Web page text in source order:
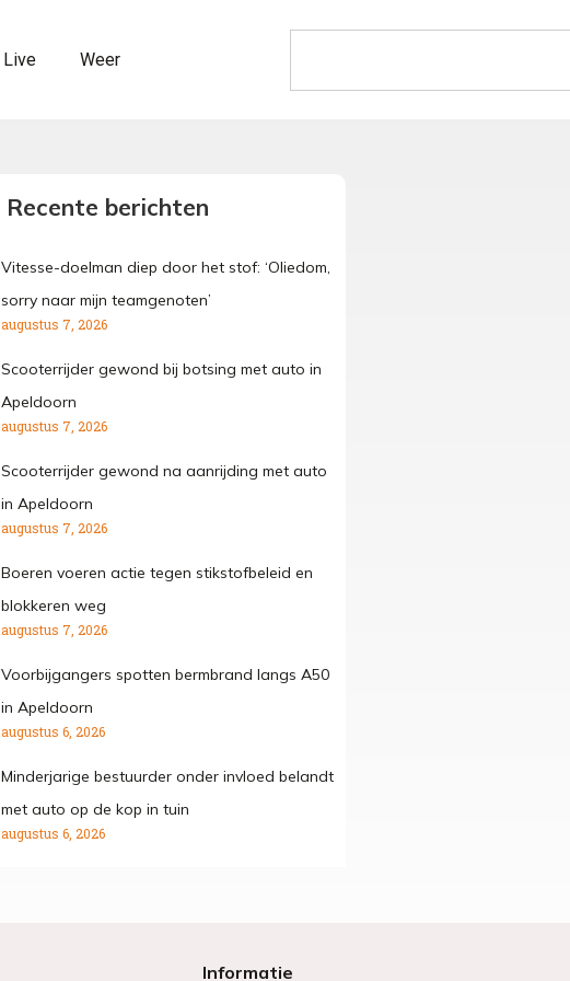
Live Weer
Recente berichten
Vitesse-doelman diep door het stof: ‘Oliedom,
sorry naar mijn teamgenoten’
augustus 7, 2026
Scooterrijder gewond bij botsing met auto in
Apeldoorn
augustus 7, 2026
Scooterrijder gewond na aanrijding met auto
in Apeldoorn
augustus 7, 2026
Boeren voeren actie tegen stikstofbeleid en
blokkeren weg
augustus 7, 2026
Voorbijgangers spotten bermbrand langs A50
in Apeldoorn
augustus 6, 2026
Minderjarige bestuurder onder invloed belandt
met auto op de kop in tuin
augustus 6, 2026
Informatie